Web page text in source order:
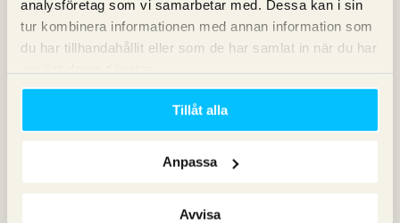
analysföretag som vi samarbetar med. Dessa kan i sin
tur kombinera informationen med annan information som
du har tillhandahållit eller som de har samlat in när du har
Tillåt alla
Anpassa
Avvisa
Allt du skulle vilja veta om
Pinterest, men varit för skraj att
fråga om
AvOlleLundell
Vid sidan av giganter som Facebook och Twitter har
Pinterest seglat upp som en av förra årets mest populära
tjänster inom sociala medier, trots att sajten än så länge
kedjor, som Nordstrom och West Elm, upptäckt att de